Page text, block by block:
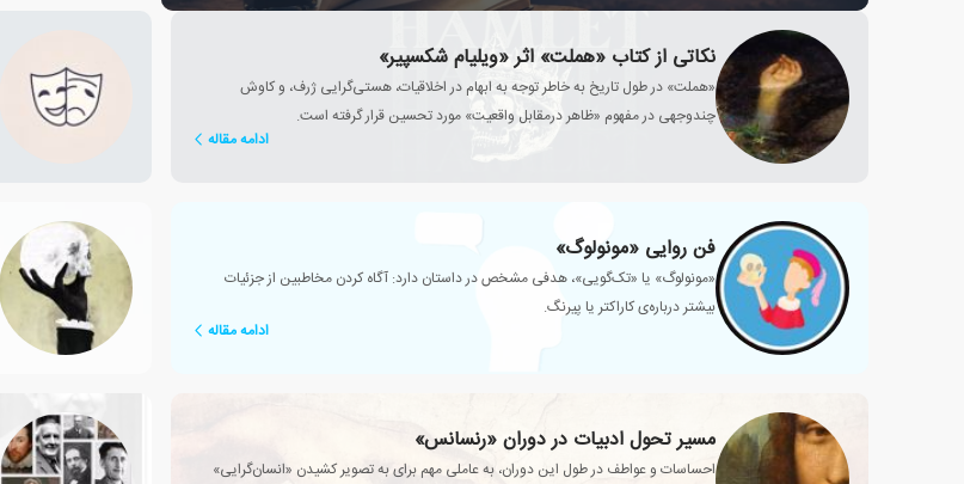
نکاتی از کتاب «هملت» اثر «ویلیام شکسپیر»
«هملت» در طول تاریخ به خاطر توجه به ابهام در اخلاقیات، هستی‌گرایی ژرف، و کاوش
چندوجهی در مفهوم «ظاهر درمقابل واقعیت» مورد تحسین قرار گرفته است.
ادامه مقاله
فن روایی «مونولوگ»
«مونولوگ» یا «تک‌گویی»، هدفی مشخص در داستان دارد: آگاه کردن مخاطبین از جزئیات
بیشتر درباره‌ی کاراکتر یا پیرنگ.
ادامه مقاله
مسیر تحول ادبیات در دوران «رنسانس»
احساسات و عواطف در طول این دوران، به عاملی مهم برای به تصویر کشیدن «انسان‌گرایی»